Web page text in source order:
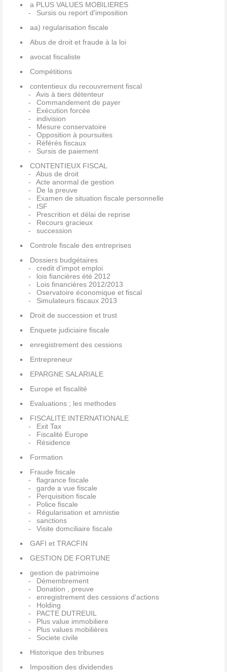
a PLUS VALUES MOBILIERES
Sursis ou report d'imposition
aa) regularisation fiscale
Abus de droit et fraude à la loi
avocat fiscaliste
Compétitions
contentieux du recouvrement fiscal
Avis à tiers détenteur
Commandement de payer
Exécution forcée
indivision
Mesure conservatoire
Opposition à poursuites
Référés fiscaux
Sursis de paiement
CONTENTIEUX FISCAL
Abus de droit
Acte anormal de gestion
De la preuve
Examen de situation fiscale personnelle
ISF
Prescrition et délai de reprise
Recours gracieux
succession
Controle fiscale des entreprises
Dossiers budgétaires
credit d'impot emploi
lois fiancières été 2012
Lois financières 2012/2013
Oservatoire économique et fiscal
Simulateurs fiscaux 2013
Droit de succession et trust
Enquete judiciaire fiscale
enregistrement des cessions
Entrepreneur
EPARGNE SALARIALE
Europe et fiscalité
Evaluations ; les methodes
FISCALITE INTERNATIONALE
Exit Tax
Fiscalité Europe
Résidence
Formation
Fraude fiscale
flagrance fiscale
garde a vue fiscale
Perquisition fiscale
Police fiscale
Régularisation et amnistie
sanctions
Visite domciliaire fiscale
GAFI et TRACFIN
GESTION DE FORTUNE
gestion de patrimoine
Démembrement
Donation , preuve
enregistrement des cessions d'actions
Holding
PACTE DUTREUIL
Plus value immobiliere
Plus values mobilières
Societe civile
Historique des tribunes
Imposition des dividendes